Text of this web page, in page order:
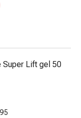
Super Lift gel 50